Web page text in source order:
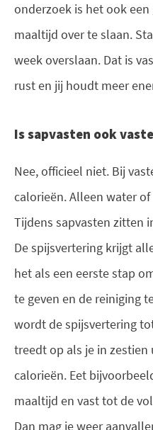
onderzoek is het ook
maaltijd over te slaan.
week overslaan. Dat is
rust en jij houdt meer
Is sapvasten ook
Nee, officieel niet. Bij
calorieën. Alleen water
Tijdens sapvasten zitten
De spijsvertering krijgt
het als een eerste stap
te geven en de reiniging
wordt de spijsvertering
treedt op als je in
calorieën. Eet
maaltijd en vast tot de
Dan mag je weer